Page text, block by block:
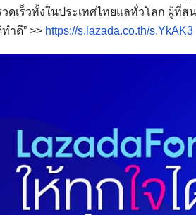
ดเร็วทั้งในประเทศไทยแลทั่วโลก ผู้ที่
ำดี” >> https://s.lazada.co.th/s.YkAK3